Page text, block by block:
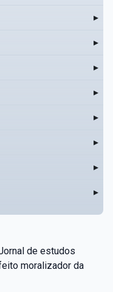
▸
▸
▸
▸
▸
▸
▸
▸
de estudos
moralizador da